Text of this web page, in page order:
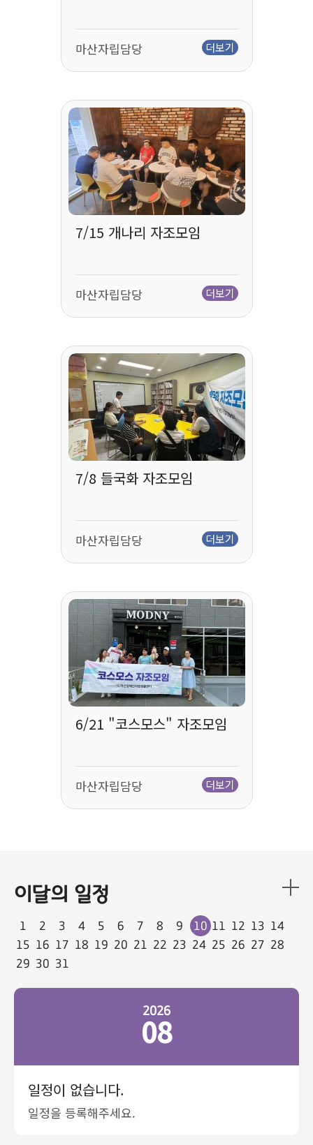
마산자립담당 더보기
7/15 개나리 자조모임
마산자립담당 더보기
7/8 들국화 자조모임
마산자립담당 더보기
6/21 "코스모스" 자조모임
마산자립담당 더보기
이달의 일정
1 2 3 4 5 6 7 8 9 10 11 12 13 14
15 16 17 18 19 20 21 22 23 24 25 26 27 28
29 30 31
2026
08
일정이 없습니다.
일정을 등록해주세요.